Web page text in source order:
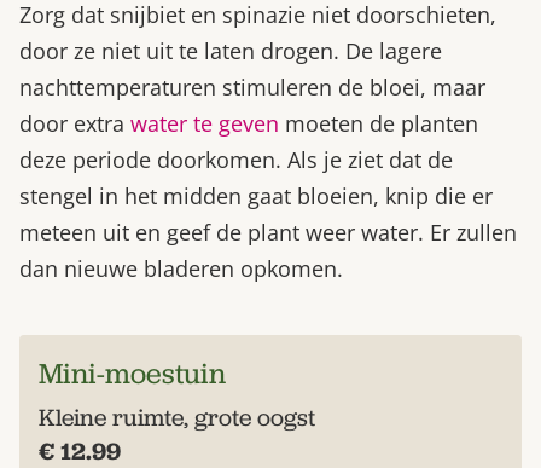
Zorg dat snijbiet en spinazie niet doorschieten,
door ze niet uit te laten drogen. De lagere
nachttemperaturen stimuleren de bloei, maar
door extra water te geven moeten de planten
deze ­periode ­doorkomen. Als je ziet dat de
stengel in het midden gaat bloeien, knip die er
meteen uit en geef de plant weer water. Er zullen
dan nieuwe bladeren opkomen.
Mini-moestuin
Kleine ruimte, grote oogst
€ 12.99